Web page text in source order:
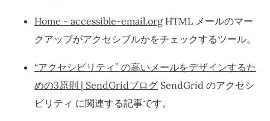
Home - accessible-email.org HTML メールのマー
クアップがアクセシブルかをチェックするツール。
“アクセシビリティ” の高いメールをデザインするた
めの3原則 | SendGridブログ SendGrid のアクセシ
ビリティ に関連する記事です。